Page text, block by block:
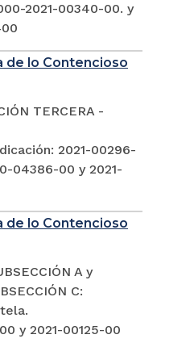
2021-00340-00. y
de lo Contencioso
TERCERA -
2021-00296-
04386-00 y 2021-
de lo Contencioso
A y
C:
y 2021-00125-00